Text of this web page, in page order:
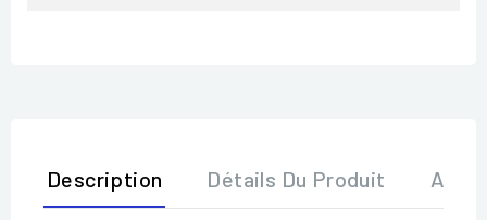
Description Détails Du Produit Avis